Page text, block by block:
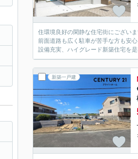
住環境良好の閑静な住宅街にございま
前面道路も広く駐車が苦手な方も安心
設備充実、ハイグレード新築住宅を是
新築一戸建